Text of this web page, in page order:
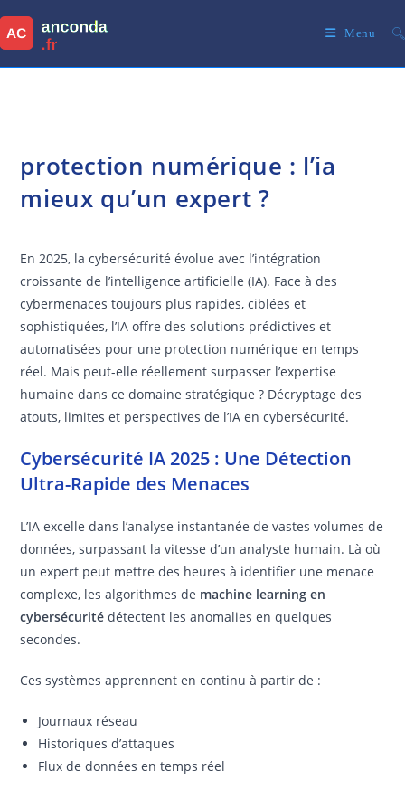
to
content
Menu
protection numérique : l’ia
mieux qu’un expert ?
En 2025, la cybersécurité évolue avec l’intégration
croissante de l’intelligence artificielle (IA). Face à des
cybermenaces toujours plus rapides, ciblées et
sophistiquées, l’IA offre des solutions prédictives et
automatisées pour une protection numérique en temps
réel. Mais peut-elle réellement surpasser l’expertise
humaine dans ce domaine stratégique ? Décryptage des
atouts, limites et perspectives de l’IA en cybersécurité.
Cybersécurité IA 2025 : Une Détection
Ultra-Rapide des Menaces
L’IA excelle dans l’analyse instantanée de vastes volumes de
données, surpassant la vitesse d’un analyste humain. Là où
un expert peut mettre des heures à identifier une menace
complexe, les algorithmes de machine learning en
cybersécurité détectent les anomalies en quelques
secondes.
Ces systèmes apprennent en continu à partir de :
Journaux réseau
Historiques d’attaques
Flux de données en temps réel